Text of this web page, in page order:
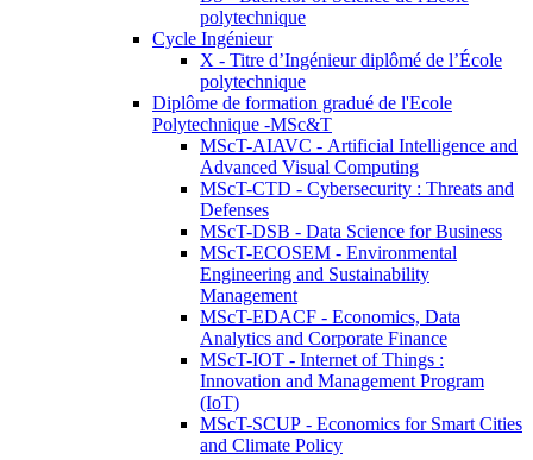
polytechnique
Cycle Ingénieur
X - Titre d’Ingénieur diplômé de l’École
polytechnique
Diplôme de formation gradué de l'Ecole
Polytechnique -MSc&T
MScT-AIAVC - Artificial Intelligence and
Advanced Visual Computing
MScT-CTD - Cybersecurity : Threats and
Defenses
MScT-DSB - Data Science for Business
MScT-ECOSEM - Environmental
Engineering and Sustainability
Management
MScT-EDACF - Economics, Data
Analytics and Corporate Finance
MScT-IOT - Internet of Things :
Innovation and Management Program
(IoT)
MScT-SCUP - Economics for Smart Cities
and Climate Policy